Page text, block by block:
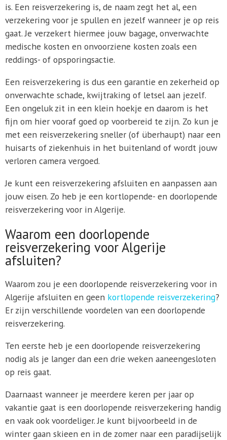
is. Een reisverzekering is, de naam zegt het al, een
verzekering voor je spullen en jezelf wanneer je op reis
gaat. Je verzekert hiermee jouw bagage, onverwachte
medische kosten en onvoorziene kosten zoals een
reddings- of opsporingsactie.
Een reisverzekering is dus een garantie en zekerheid op
onverwachte schade, kwijtraking of letsel aan jezelf.
Een ongeluk zit in een klein hoekje en daarom is het
fijn om hier vooraf goed op voorbereid te zijn. Zo kun je
met een reisverzekering sneller (of überhaupt) naar een
huisarts of ziekenhuis in het buitenland of wordt jouw
verloren camera vergoed.
Je kunt een reisverzekering afsluiten en aanpassen aan
jouw eisen. Zo heb je een kortlopende- en doorlopende
reisverzekering voor in Algerije.
Waarom een doorlopende
reisverzekering voor Algerije
afsluiten?
Waarom zou je een doorlopende reisverzekering voor in
Algerije afsluiten en geen kortlopende reisverzekering?
Er zijn verschillende voordelen van een doorlopende
reisverzekering.
Ten eerste heb je een doorlopende reisverzekering
nodig als je langer dan een drie weken aaneengesloten
op reis gaat.
Daarnaast wanneer je meerdere keren per jaar op
vakantie gaat is een doorlopende reisverzekering handig
en vaak ook voordeliger. Je kunt bijvoorbeeld in de
winter gaan skieen en in de zomer naar een paradijselijk